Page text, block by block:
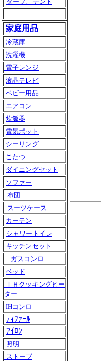
家庭用品
冷蔵庫
洗濯機
電子レンジ
液晶テレビ
ベビー用品
エアコン
炊飯器
電気ポット
シーリング
こたつ
ダイニングセット
ソファー
布団
スーツケース
カーテン
シャワートイレ
キッチンセット
ガスコンロ
ベッド
ＩＨクッキングヒー
ター
IHコンロ
ﾃｨﾌｧｰﾙ
ｱｲﾛﾝ
照明
ストーブ